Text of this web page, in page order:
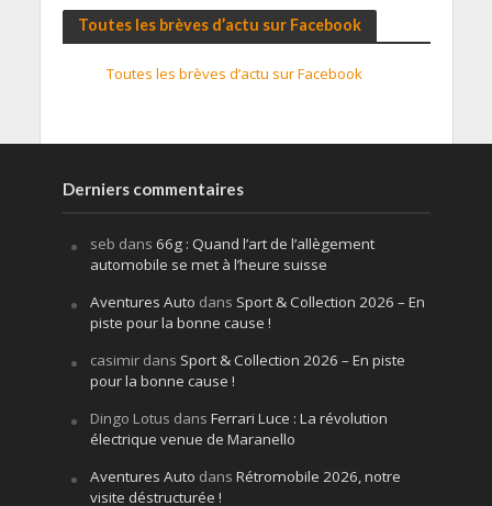
Toutes les brèves d’actu sur Facebook
Toutes les brèves d’actu sur Facebook
Derniers commentaires
seb dans 66g : Quand l’art de l’allègement
automobile se met à l’heure suisse
Aventures Auto dans Sport & Collection 2026 – En
piste pour la bonne cause !
casimirdans Sport & Collection 2026 – En piste
pour la bonne cause !
Dingo Lotus dans Ferrari Luce : La révolution
électrique venue de Maranello
Aventures Auto dans Rétromobile 2026, notre
visite déstructurée !